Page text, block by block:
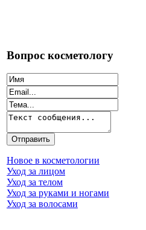
Вопрос косметологу
Новое в косметологии
Уход за лицом
Уход за телом
Уход за руками и ногами
Уход за волосами